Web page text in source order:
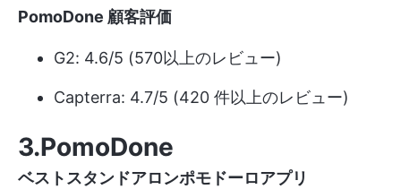
PomoDone 顧客評価
G2: 4.6/5 (570以上のレビュー)
Capterra: 4.7/5 (420 件以上のレビュー)
3.PomoDone
ベストスタンドアロンポモドーロアプリ